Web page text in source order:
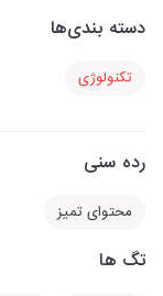
دسته بندی‌ها
تکنولوژی
رده سنی
محتوای تمیز
تگ ها